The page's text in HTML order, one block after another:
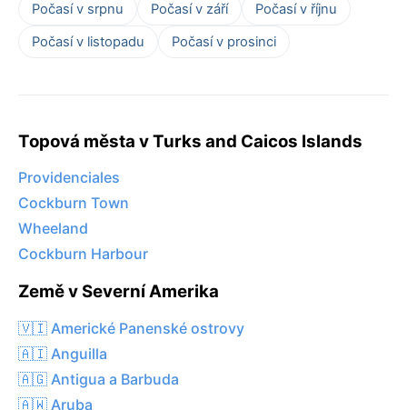
Počasí v srpnu Počasí v září
Počasí v říjnu
Počasí v listopadu
Počasí v prosinci
Topová města v Turks and Caicos Islands
Providenciales
Cockburn Town
Wheeland
Cockburn Harbour
Země v Severní Amerika
🇻🇮 Americké Panenské ostrovy
🇦🇮 Anguilla
🇦🇬 Antigua a Barbuda
🇦🇼 Aruba